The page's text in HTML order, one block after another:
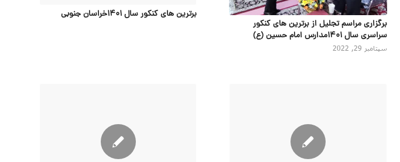
برگزاری مراسم تجلیل از برترین های کنکور
سراسری سال ۱۴۰۱مدارس امام حسین (ع)
سپتامبر 29, 2022
برترین های کنکور سال 1401خراسان جنوبی